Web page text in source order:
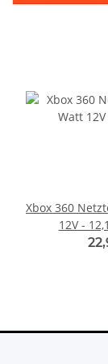
Xbox 360
12V -